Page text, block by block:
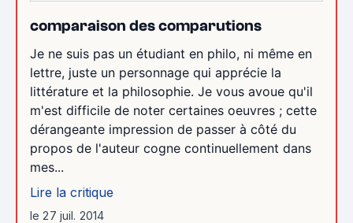
comparaison des comparutions
Je ne suis pas un étudiant en philo, ni même en
lettre, juste un personnage qui apprécie la
littérature et la philosophie. Je vous avoue qu'il
m'est difficile de noter certaines oeuvres ; cette
dérangeante impression de passer à côté du
propos de l'auteur cogne continuellement dans
mes...
Lire la critique
le 27 juil. 2014